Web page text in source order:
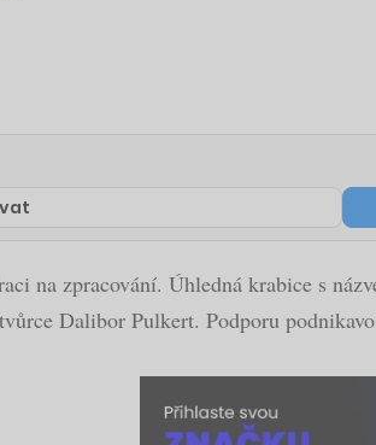
na zpracování. Úhledná krabice s
Dalibor Pulkert. Podporu